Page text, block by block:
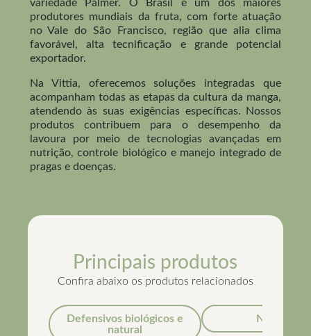
variedade Palmer. O Brasil é um dos maiores
produtores mundiais da fruta, com forte atuação
no Vale do São Francisco, região que alia clima
favorável, alta tecnificação e grande potencial
exportador.
Na Vittia, oferecemos soluções integradas que
acompanham todas as etapas da cultura da manga,
atendendo às suas exigências específicas. Nossos
produtos contribuem para o desempenho da
lavoura por meio de tecnologias avançadas em
nutrição, controle biológico e manejo integrado de
pragas e doenças.
Principais produtos
Confira abaixo os produtos relacionados
Defensivos biológicos e
natural
Nutrição